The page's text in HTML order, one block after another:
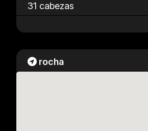
31 cabezas
rocha